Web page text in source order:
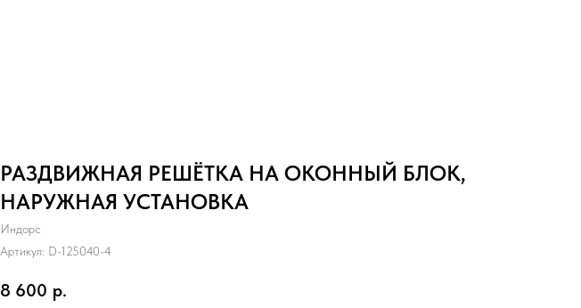
РАЗДВИЖНАЯ РЕШЁТКА НА ОКОННЫЙ БЛОК,
НАРУЖНАЯ УСТАНОВКА
Индорс
Артикул: D-125040-4
8 600 р.